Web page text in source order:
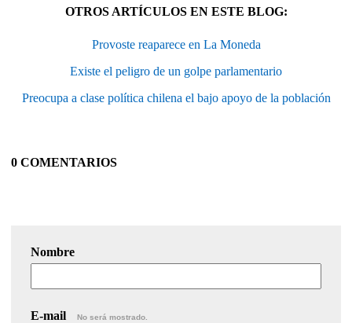
OTROS ARTÍCULOS EN ESTE BLOG:
Provoste reaparece en La Moneda
Existe el peligro de un golpe parlamentario
Preocupa a clase política chilena el bajo apoyo de la población
0 COMENTARIOS
Nombre
E-mail No será mostrado.